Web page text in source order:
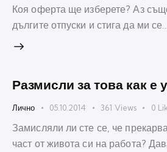
Коя оферта ще изберете? Аз
дългите отпуски и стига да ми се…
Размисли за това как е
Лично 05.10.2014 361 Views 0
Замисляли ли сте се, че
част от живота си на работа?